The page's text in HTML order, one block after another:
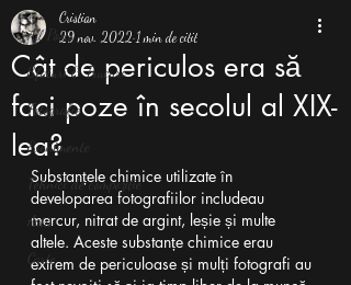
All Posts
Sfaturi & Trucuri
Fotografie
Evenimente
Tehnici de compoziție
Artă
Carte
Cât de periculos era să
faci poze în secolul al XIX-
lea?
Cristian
29 nov. 2022 1 min de citit
Substanțele chimice utilizate în
developarea fotografiilor includeau
mercur, nitrat de argint, leșie și multe
altele. Aceste substanțe chimice erau
extrem de periculoase și mulți fotografi au